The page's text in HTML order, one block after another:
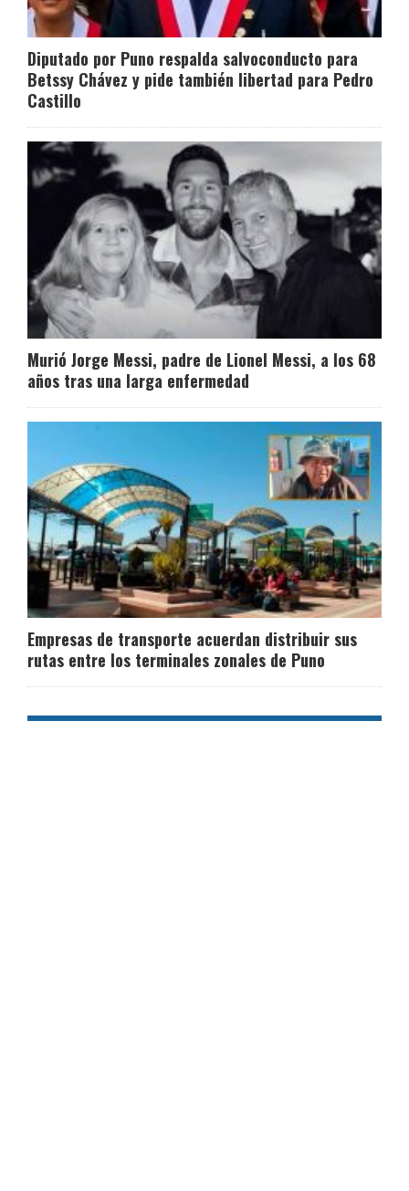
Diputado por Puno respalda salvoconducto para
Betssy Chávez y pide también libertad para Pedro
Castillo
Murió Jorge Messi, padre de Lionel Messi, a los 68
años tras una larga enfermedad
Empresas de transporte acuerdan distribuir sus
rutas entre los terminales zonales de Puno